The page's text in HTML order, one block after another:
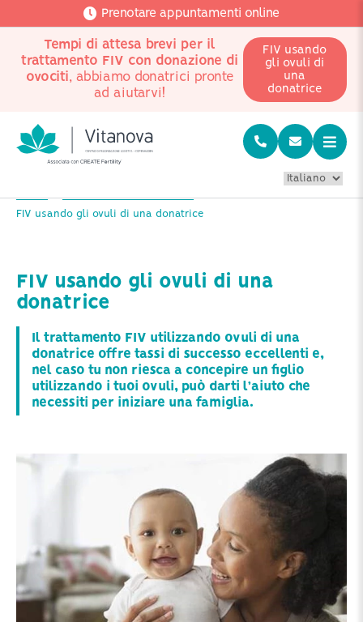
Prenotare appuntamenti online
Tempi di attesa brevi per il
trattamento FIV con donazione di
ovociti, abbiamo donatrici pronte
ad aiutarvi!
FIV usando
gli ovuli di
una
donatrice
Home
Trattamenti con donatrice
FIV usando gli ovuli di una donatrice
FIV usando gli ovuli di una
donatrice
Il trattamento FIV utilizzando ovuli di una
donatrice offre tassi di successo eccellenti e,
nel caso tu non riesca a concepire un figlio
utilizzando i tuoi ovuli, può darti l’aiuto che
necessiti per iniziare una famiglia.